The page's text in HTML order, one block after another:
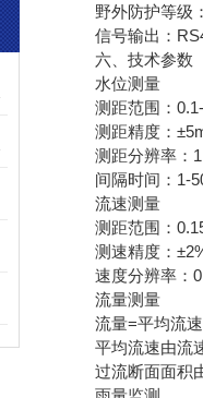
野外防护等级
信号输出：
六、技术参数
水位测量
测距范围：0.1-
测距精度：
测距分辨率：
间隔时间：1-
流速测量
测距范围：
测速精度：
速度分辨率：
流量测量
流量=平均流速
平均流速由流速
过流断面面积由